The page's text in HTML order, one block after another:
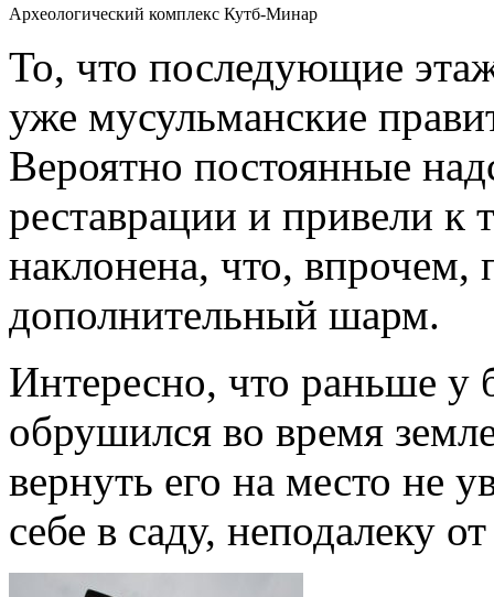
Археологический комплекс Кутб-Минар
То, что последующие
уже мусульманские
Вероятно постоянные
реставрации и привели к
наклонена, что, впрочем,
дополнительный шарм.
Интересно, что раньше
обрушился во время
вернуть его на место не
себе в саду, неподалеку